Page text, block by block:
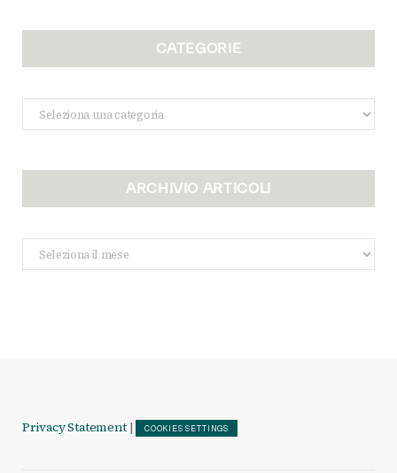
CATEGORIE
Categorie
ARCHIVIO ARTICOLI
Archivio
Articoli
Privacy Statement | COOKIES SETTINGS